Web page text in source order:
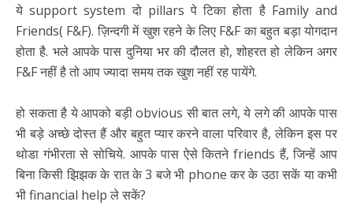
ये support system दो pillars पे टिका होता है Family and
Friends( F&F). ज़िन्दगी में खुश रहने के लिए F&F का बहुत बड़ा योगदान
होता है. भले आपके पास दुनिया भर की दौलत हो, शोहरत हो लेकिन अगर
F&F नहीं है तो आप ज्यादा समय तक खुश नहीं रह पायेंगे.
हो सकता है ये आपको बड़ी obvious सी बात लगे, ये लगे की आपके पास
भी बड़े अच्छे दोस्त हैं और बहुत प्यार करने वाला परिवार है, लेकिन इस पर
थोडा गंभीरता से सोचिये. आपके पास ऐसे कितने friends हैं, जिन्हें आप
बिना किसी झिझक के रात के 3 बजे भी phone कर के उठा सकें या कभी
भी financial help ले सकें?